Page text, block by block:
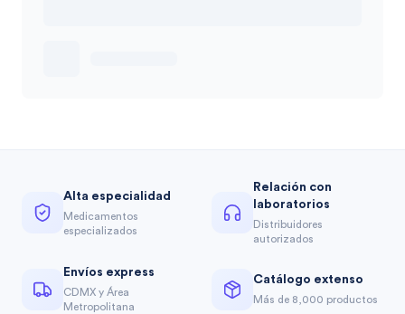
Alta especialidad
Medicamentos
especializados
Relación con
laboratorios
Distribuidores
autorizados
Envíos express
CDMX y Área
Metropolitana
Catálogo extenso
Más de 8,000 productos